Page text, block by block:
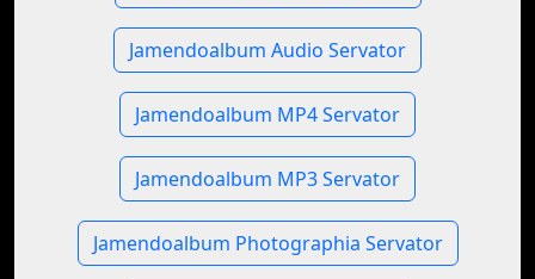
Jamendoalbum Audio Servator
Jamendoalbum MP4 Servator
Jamendoalbum MP3 Servator
Jamendoalbum Photographia Servator